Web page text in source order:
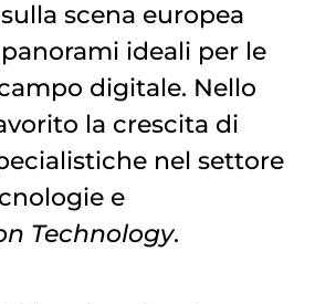
scena europea
ideali per le
digitale. Nello
la crescita di
nel settore
e
Technology.